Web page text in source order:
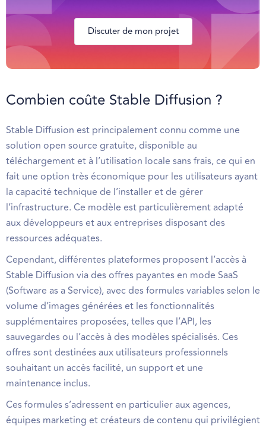
Discuter de mon projet
Combien coûte Stable Diffusion ?
Stable Diffusion est principalement connu comme une
solution open source gratuite, disponible au
téléchargement et à l’utilisation locale sans frais, ce qui en
fait une option très économique pour les utilisateurs ayant
la capacité technique de l’installer et de gérer
l’infrastructure. Ce modèle est particulièrement adapté
aux développeurs et aux entreprises disposant des
ressources adéquates.
Cependant, différentes plateformes proposent l’accès à
Stable Diffusion via des offres payantes en mode SaaS
(Software as a Service), avec des formules variables selon le
volume d’images générées et les fonctionnalités
supplémentaires proposées, telles que l’API, les
sauvegardes ou l’accès à des modèles spécialisés. Ces
offres sont destinées aux utilisateurs professionnels
souhaitant un accès facilité, un support et une
maintenance inclus.
Ces formules s’adressent en particulier aux agences,
équipes marketing et créateurs de contenu qui privilégient